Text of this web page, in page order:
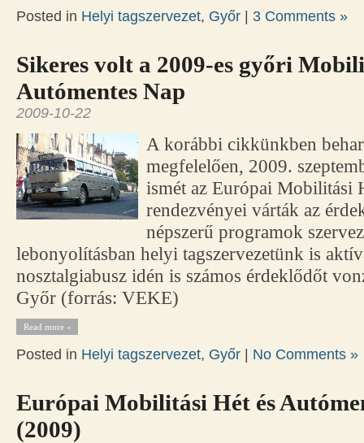
Posted in Helyi tagszervezet, Győr | 3 Comments »
Sikeres volt a 2009-es győri
Autómentes Nap
2009-10-22
A korábbi cikkünkben
megfelelően, 2009.
ismét az Európai Mobilitási
rendezvényei várták az
népszerű programok
lebonyolításban helyi tagszervezetünk is
nosztalgiabusz idén is számos érdeklődőt
Győr (forrás: VEKE)
Read more »
Posted in Helyi tagszervezet, Győr | No Comments »
Európai Mobilitási Hét és
(2009)